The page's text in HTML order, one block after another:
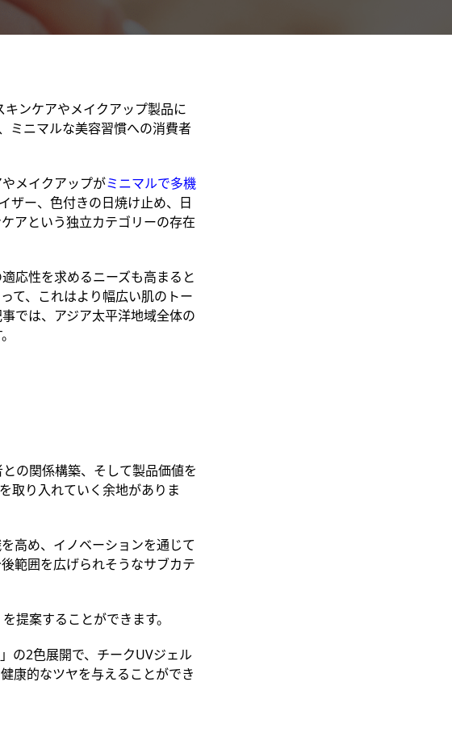
キンケアやメイクアップ製品に
ミニマルな美容習慣への消費者
メイクアップがミニマルで多機
ザー、色付きの日焼け止め、日
アという独立カテゴリーの存在
応性を求めるニーズも高まると
て、これはより幅広い肌のトー
では、アジア太平洋地域全体の
の関係構築、そして製品価値を
取り入れていく余地がありま
を高め、イノベーションを通じて
範囲を広げられそうなサブカテ
提案することができます。
の2色展開で、チークUVジェル
康的なツヤを与えることができ